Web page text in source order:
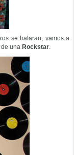
se trataran, vamos a
una Rockstar.